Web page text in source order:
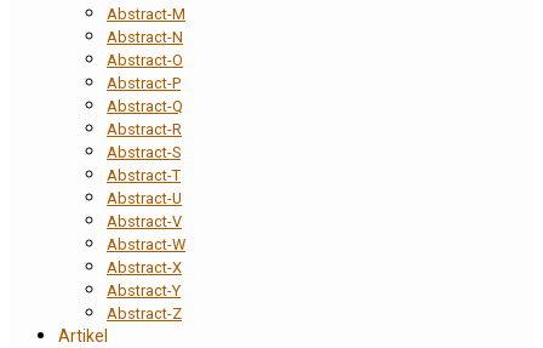
Abstract-M
Abstract-N
Abstract-O
Abstract-P
Abstract-Q
Abstract-R
Abstract-S
Abstract-T
Abstract-U
Abstract-V
Abstract-W
Abstract-X
Abstract-Y
Abstract-Z
Artikel